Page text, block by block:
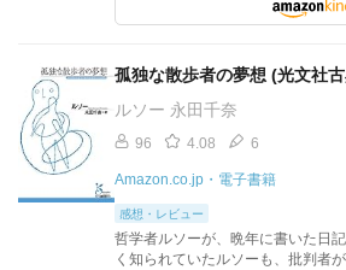
孤独な散歩者の夢想 (光文社
ルソー 永田千奈
96 4.08 6
Amazon.co.jp・電子書籍
感想・レビュー
哲学者ルソーが、晩年に書いた日
く知られていたルソーも、批判者